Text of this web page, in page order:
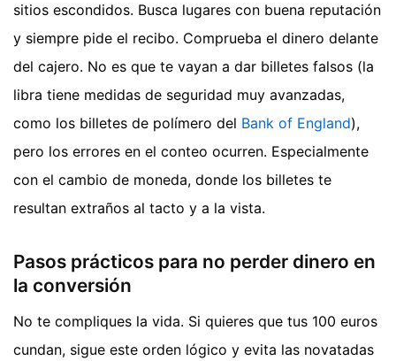
sitios escondidos. Busca lugares con buena reputación
y siempre pide el recibo. Comprueba el dinero delante
del cajero. No es que te vayan a dar billetes falsos (la
libra tiene medidas de seguridad muy avanzadas,
como los billetes de polímero del Bank of England),
pero los errores en el conteo ocurren. Especialmente
con el cambio de moneda, donde los billetes te
resultan extraños al tacto y a la vista.
Pasos prácticos para no perder dinero en
la conversión
No te compliques la vida. Si quieres que tus 100 euros
cundan, sigue este orden lógico y evita las novatadas